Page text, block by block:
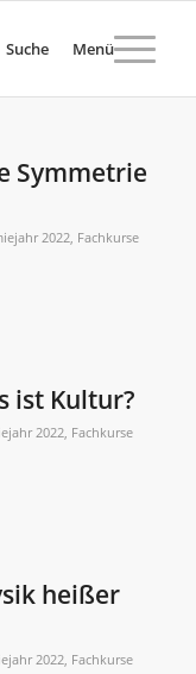
Suche Menü
Symmetrie
2022, Fachkurse
ist Kultur?
2022, Fachkurse
heißer
2022, Fachkurse